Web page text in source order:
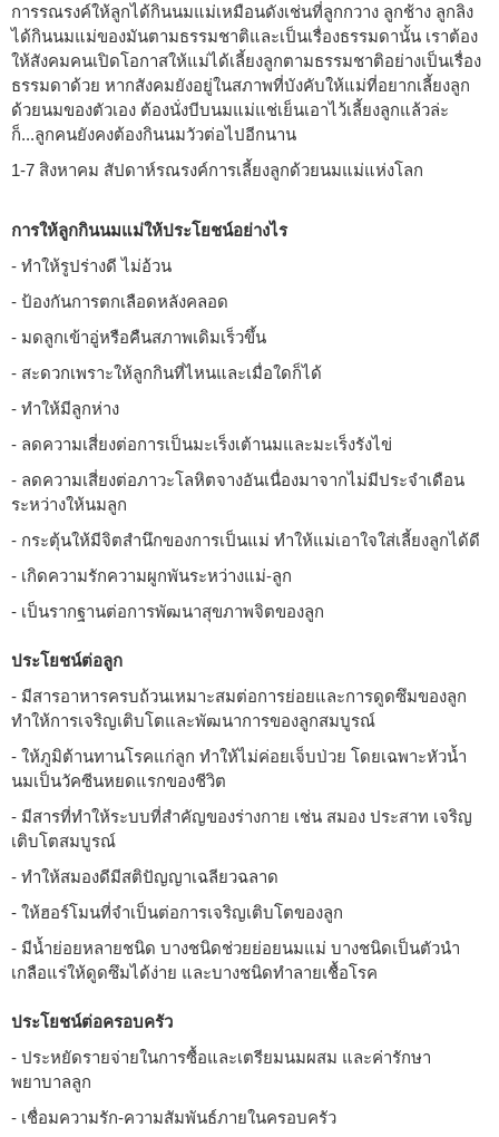
การรณรงค์ให้ลูกได้กินนมแม่เหมือนดังเช่นที่ลูกกวาง ลูกช้าง ลูกลิง
ได้กินนมแม่ของมันตามธรรมชาติและเป็นเรื่องธรรมดานั้น เราต้อง
ให้สังคมคนเปิดโอกาสให้แม่ได้เลี้ยงลูกตามธรรมชาติอย่างเป็นเรื่อง
ธรรมดาด้วย หากสังคมยังอยู่ในสภาพที่บังคับให้แม่ที่อยากเลี้ยงลูก
ด้วยนมของตัวเอง ต้องนั่งบีบนมแม่แช่เย็นเอาไว้เลี้ยงลูกแล้วล่ะ
ก็...ลูกคนยังคงต้องกินนมวัวต่อไปอีกนาน
1-7 สิงหาคม สัปดาห์รณรงค์การเลี้ยงลูกด้วยนมแม่แห่งโลก
การให้ลูกกินนมแม่ให้ประโยชน์อย่างไร
- ทำให้รูปร่างดี ไม่อ้วน
- ป้องกันการตกเลือดหลังคลอด
- มดลูกเข้าอู่หรือคืนสภาพเดิมเร็วขึ้น
- สะดวกเพราะให้ลูกกินที่ไหนและเมื่อใดก็ได้
- ทำให้มีลูกห่าง
- ลดความเสี่ยงต่อการเป็นมะเร็งเต้านมและมะเร็งรังไข่
- ลดความเสี่ยงต่อภาวะโลหิตจางอันเนื่องมาจากไม่มีประจำเดือน
ระหว่างให้นมลูก
- กระตุ้นให้มีจิตสำนึกของการเป็นแม่ ทำให้แม่เอาใจใส่เลี้ยงลูกได้ดี
- เกิดความรักความผูกพันระหว่างแม่-ลูก
- เป็นรากฐานต่อการพัฒนาสุขภาพจิตของลูก
ประโยชน์ต่อลูก
- มีสารอาหารครบถ้วนเหมาะสมต่อการย่อยและการดูดซึมของลูก
ทำให้การเจริญเติบโตและพัฒนาการของลูกสมบูรณ์
- ให้ภูมิต้านทานโรคแก่ลูก ทำให้ไม่ค่อยเจ็บป่วย โดยเฉพาะหัวน้ำ
นมเป็นวัคซีนหยดแรกของชีวิต
- มีสารที่ทำให้ระบบที่สำคัญของร่างกาย เช่น สมอง ประสาท เจริญ
เติบโตสมบูรณ์
- ทำให้สมองดีมีสติปัญญาเฉลียวฉลาด
- ให้ฮอร์โมนที่จำเป็นต่อการเจริญเติบโตของลูก
- มีน้ำย่อยหลายชนิด บางชนิดช่วยย่อยนมแม่ บางชนิดเป็นตัวนำ
เกลือแร่ให้ดูดซึมได้ง่าย และบางชนิดทำลายเชื้อโรค
ประโยชน์ต่อครอบครัว
- ประหยัดรายจ่ายในการซื้อและเตรียมนมผสม และค่ารักษา
พยาบาลลูก
- เชื่อมความรัก-ความสัมพันธ์ภายในครอบครัว